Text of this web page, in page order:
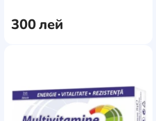
300лей